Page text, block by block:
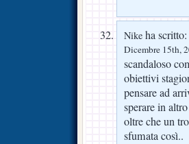
Nike ha scritto:
Dicembre 15th,
scandaloso
obiettivi
pensare ad
sperare in
oltre che un
sfumata così..